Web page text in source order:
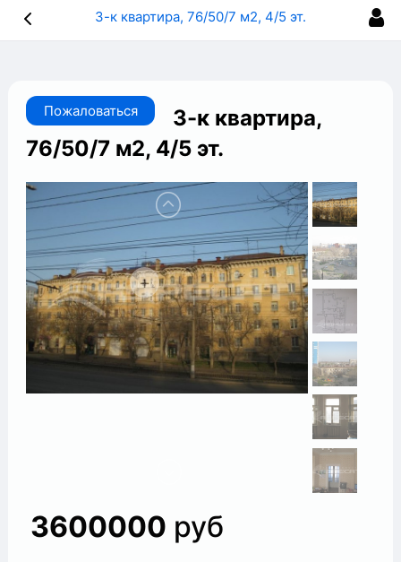
3-к квартира, 76/50/7 м2, 4/5 эт.
Пожаловаться
3-к квартира,
76/50/7 м2, 4/5 эт.
+
3600000 руб